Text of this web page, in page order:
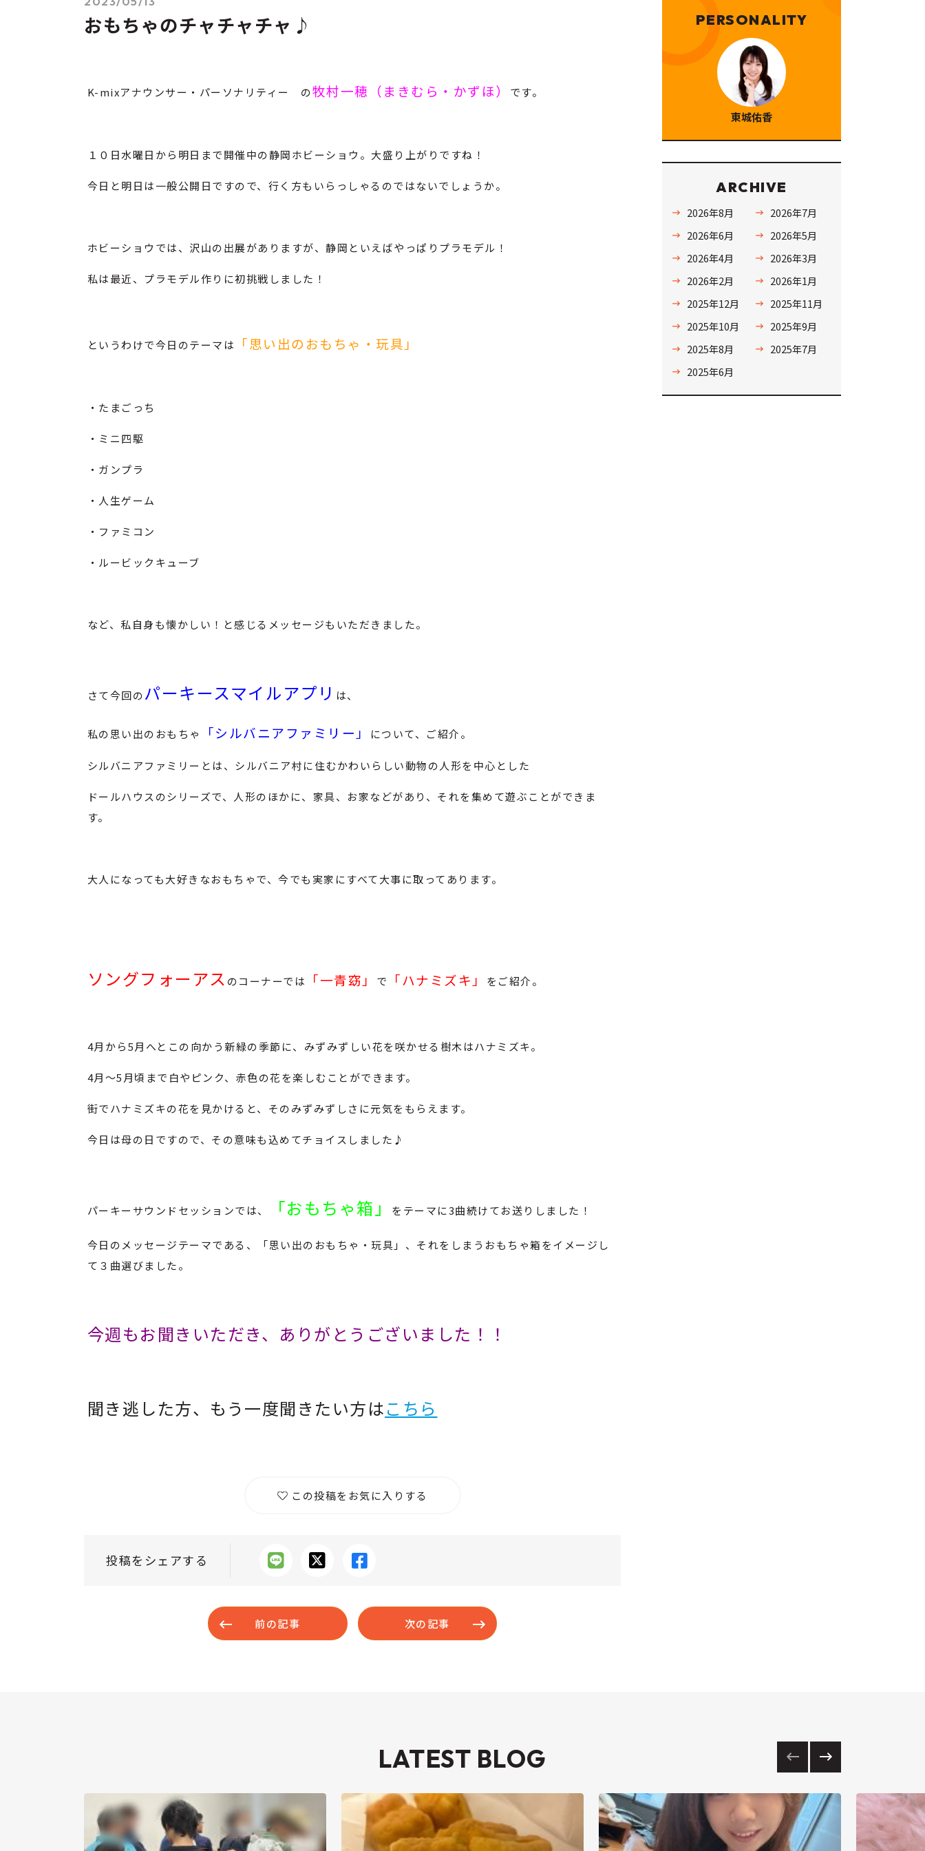
おもちゃのチャチャチャ♪
K-mixアナウンサー・パーソナリティー の牧村一穂（まきむら・かずほ） です。
１０日水曜日から明日まで開催中の静岡ホビーショウ。大盛り上がりですね！
今日と明日は一般公開日ですので、行く方もいらっしゃるのではないでしょうか。
ホビーショウでは、沢山の出展がありますが、静岡といえばやっぱりプラモデル！
私は最近、プラモデル作りに初挑戦しました！
というわけで今日のテーマは 「思い出のおもちゃ・玩具」
・たまごっち
・ミニ四駆
・ガンプラ
・人生ゲーム
・ファミコン
・ルービックキューブ
など、私自身も懐かしい！と感じるメッセージもいただきました。
さて今回のパーキースマイルアプリ は、
私の思い出のおもちゃ 「シルバニアファミリー」 について、ご紹介。
シルバニアファミリーとは、シルバニア村に住むかわいらしい動物の人形を中心とした
ドールハウスのシリーズで、人形のほかに、家具、お家などがあり、それを集めて遊ぶことができま
す。
大人になっても大好きなおもちゃで、今でも実家にすべて大事に取ってあります。
ソングフォーアス のコーナーでは 「一青窈」 で 「ハナミズキ」 をご紹介。
4月から5月へとこの向かう新緑の季節に、みずみずしい花を咲かせる樹木はハナミズキ。
4月～5月頃まで白やピンク、赤色の花を楽しむことができます。
街でハナミズキの花を見かけると、そのみずみずしさに元気をもらえます。
今日は母の日ですので、その意味も込めてチョイスしました♪
パーキーサウンドセッションでは、 「おもちゃ箱」 をテーマに3曲続けてお送りしました！
今日のメッセージテーマである、「思い出のおもちゃ・玩具」、それをしまうおもちゃ箱をイメージし
て３曲選びました。
今週もお聞きいただき、ありがとうございました！！
聞き逃した方、もう一度聞きたい方はこちら
この投稿をお気に入りする
投稿をシェアする
前の記事 次の記事
PERSONALITY
東城佑香
ARCHIVE
2026年8月
2026年7月
2026年6月
2026年5月
2026年4月
2026年3月
2026年2月
2026年1月
2025年12月
2025年11月
2025年10月
2025年9月
2025年8月
2025年7月
2025年6月
LATEST BLOG